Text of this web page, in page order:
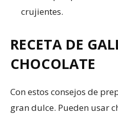
crujientes.
RECETA DE
CHOCOLATE
Con estos consejos de
gran dulce. Pueden usar